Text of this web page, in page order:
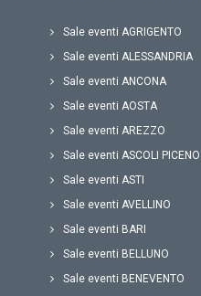
Sale eventi AGRIGENTO
Sale eventi ALESSANDRIA
Sale eventi ANCONA
Sale eventi AOSTA
Sale eventi AREZZO
Sale eventi ASCOLI PICENO
Sale eventi ASTI
Sale eventi AVELLINO
Sale eventi BARI
Sale eventi BELLUNO
Sale eventi BENEVENTO